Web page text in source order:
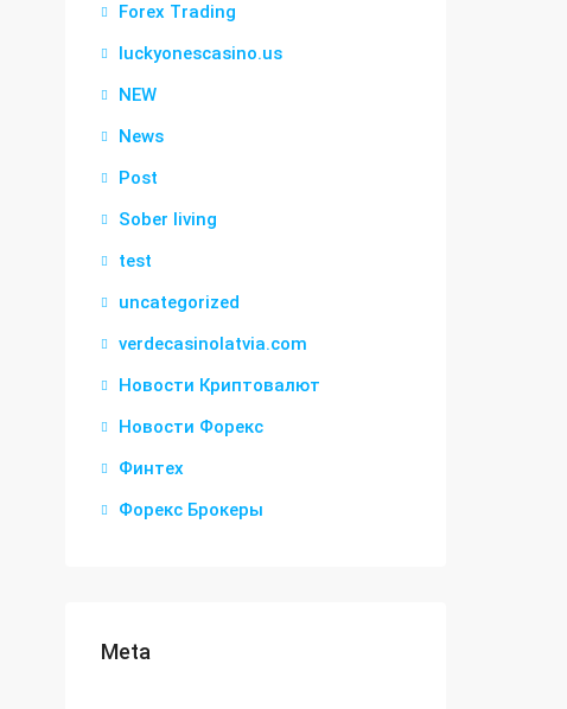
Forex Trading
luckyonescasino.us
NEW
News
Post
Sober living
test
uncategorized
verdecasinolatvia.com
Новости Криптовалют
Новости Форекс
Финтех
Форекс Брокеры
Meta